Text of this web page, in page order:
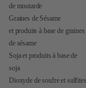
de moutarde
Graines de Sésame
et produits à base de graines
de sésame
Soja et produits à base de
soja
Dioxyde de soufre et sulfites